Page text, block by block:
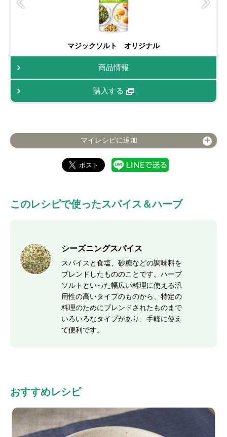
マジックソルト オリジナル
商品情報
購入する
マイレシピに追加
このレシピで使ったスパイス＆ハーブ
シーズニングスパイス
スパイスと食塩、砂糖などの調味料を
ブレンドしたもののことです。ハーブ
ソルトといった幅広い料理に使える汎
用性の高いタイプのものから、特定の
料理のためにブレンドされたものまで
いろいろなタイプがあり、手軽に使え
て便利です。
おすすめレシピ